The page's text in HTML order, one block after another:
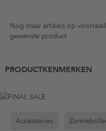
Nog maar artikels op
gewenste product
PRODUCTKENMERKEN
Accessoires